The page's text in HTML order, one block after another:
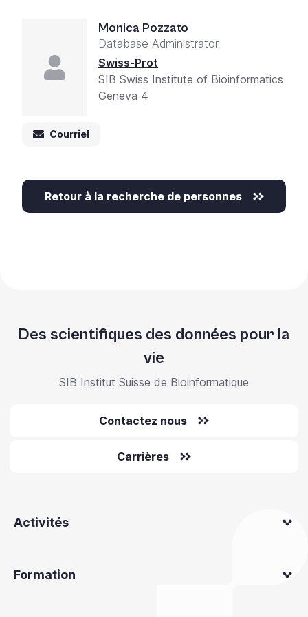
Monica Pozzato
Database Administrator
Swiss-Prot
SIB Swiss Institute of Bioinformatics
Geneva 4
Courriel
Retour à la recherche de personnes
Des scientifiques des données pour la
vie
SIB Institut Suisse de Bioinformatique
Contactez nous
Carrières
Activités
Formation